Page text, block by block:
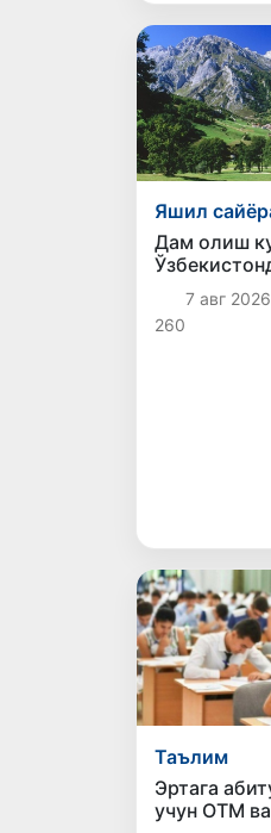
Яшил
Дам олиш
7 авг
260
Таълим
Эртага
учун ОТМ